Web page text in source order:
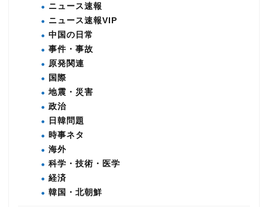
ニュース速報
ニュース速報VIP
中国の日常
事件・事故
原発関連
国際
地震・災害
政治
日韓問題
時事ネタ
海外
科学・技術・医学
経済
韓国・北朝鮮